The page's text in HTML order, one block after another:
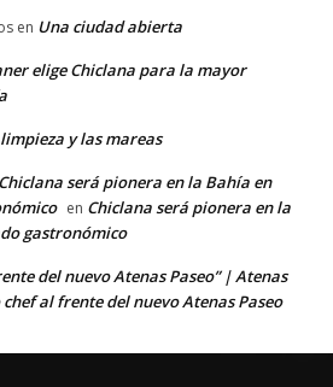
en Una ciudad abierta
elige Chiclana para la mayor
y las mareas
será pionera en la Bahía en
en Chiclana será pionera en la
gastronómico
del nuevo Atenas Paseo” | Atenas
al frente del nuevo Atenas Paseo